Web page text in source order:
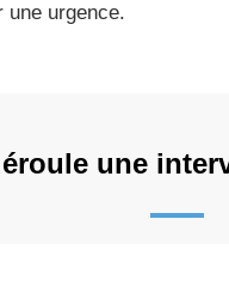
une urgence.
une